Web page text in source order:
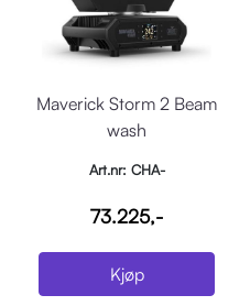
Maverick Storm 2 Beam
wash
Art.nr: CHA-
73.225,-
Kjøp